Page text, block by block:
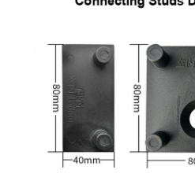
sàn cao su thể thao
Sàn cao su sân chơi
Sàn cao su thể dục